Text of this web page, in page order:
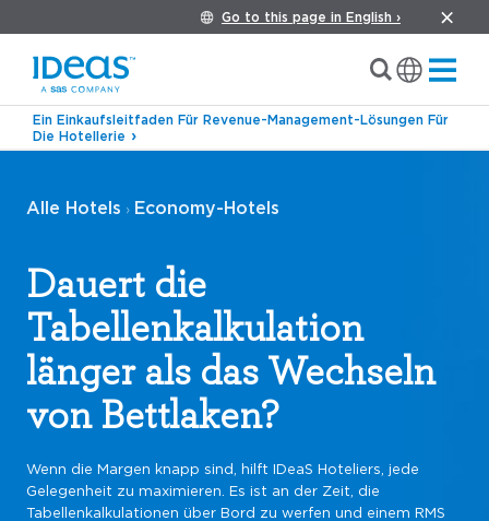
Go to this page in English ›
Ein Einkaufsleitfaden Für Revenue-Management-Lösungen Für
Die Hotellerie
Alle Hotels › Economy-Hotels
Dauert die
Tabellenkalkulation
länger als das Wechseln
von Bettlaken?
Wenn die Margen knapp sind, hilft IDeaS Hoteliers, jede
Gelegenheit zu maximieren. Es ist an der Zeit, die
Tabellenkalkulationen über Bord zu werfen und einem RMS